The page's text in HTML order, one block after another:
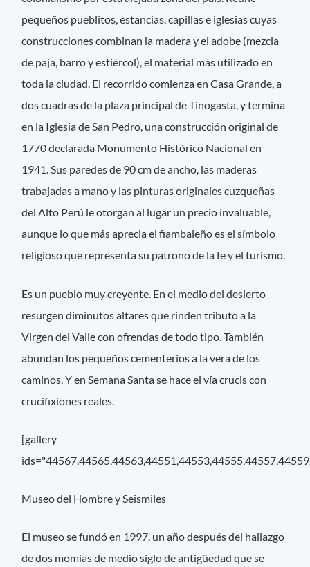
pequeños pueblitos, estancias, capillas e iglesias cuyas
construcciones combinan la madera y el adobe (mezcla
de paja, barro y estiércol), el material más utilizado en
toda la ciudad. El recorrido comienza en Casa Grande, a
dos cuadras de la plaza principal de Tinogasta, y termina
en la Iglesia de San Pedro, una construcción original de
1770 declarada Monumento Histórico Nacional en
1941. Sus paredes de 90 cm de ancho, las maderas
trabajadas a mano y las pinturas originales cuzqueñas
del Alto Perú le otorgan al lugar un precio invaluable,
aunque lo que más aprecia el fiambaleño es el símbolo
religioso que representa su patrono de la fe y el turismo.
Es un pueblo muy creyente. En el medio del desierto
resurgen diminutos altares que rinden tributo a la
Virgen del Valle con ofrendas de todo tipo. También
abundan los pequeños cementerios a la vera de los
caminos. Y en Semana Santa se hace el vía crucis con
crucifixiones reales.
[gallery
Museo del Hombre y Seismiles
El museo se fundó en 1997, un año después del hallazgo
de dos momias de medio siglo de antigüedad que se